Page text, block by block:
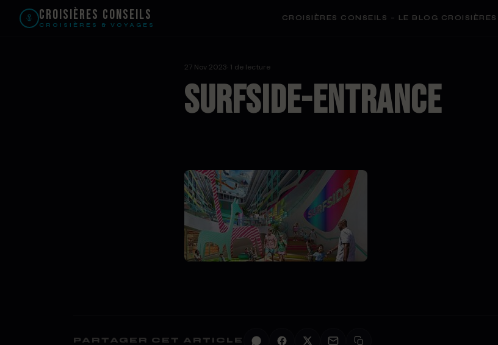
Croisières Conseils
CROISIÈRES & VOYAGES
CROISIÈRES CONSEILS – LE BLOG CROISIÈRES
27 Nov 2023 · 1 de lecture
surfside-entrance
PARTAGER CET ARTICLE